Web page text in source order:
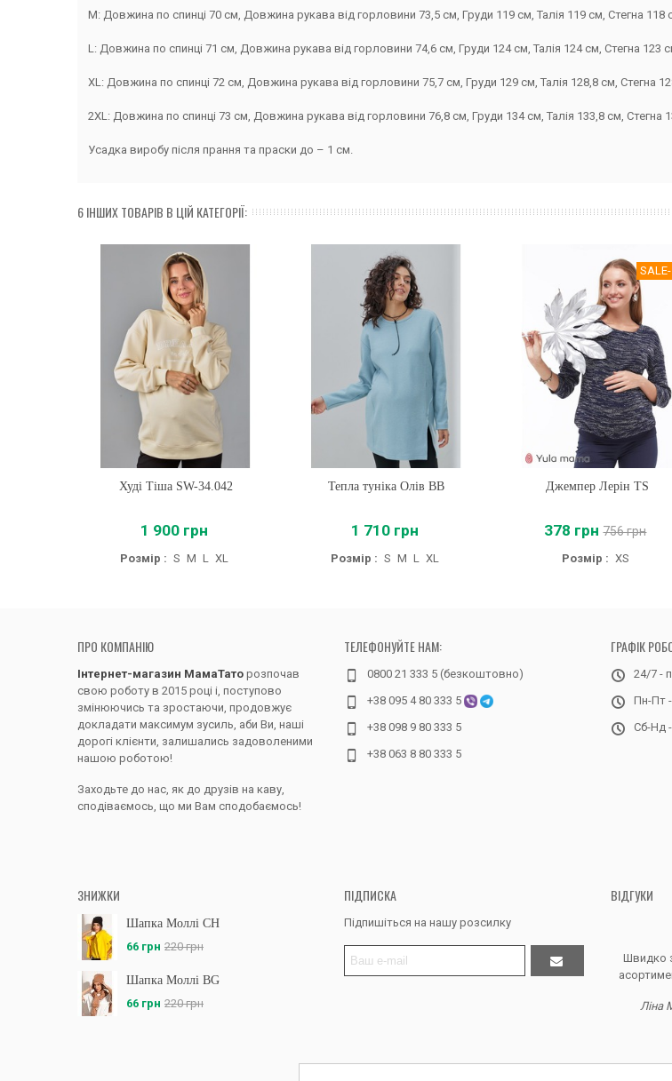
M: Довжина по спинці 70 см, Довжина рукава від горловини 73,5 см, Груди 119 см, Талія 119 см, Стегна 118
L: Довжина по спинці 71 см, Довжина рукава від горловини 74,6 см, Груди 124 см, Талія 124 см, Стегна 123
XL: Довжина по спинці 72 см, Довжина рукава від горловини 75,7 см, Груди 129 см, Талія 128,8 см, Стегна
2XL: Довжина по спинці 73 см, Довжина рукава від горловини 76,8 см, Груди 134 см, Талія 133,8 см, Стегна
Усадка виробу після прання та праски до – 1 см.
6 ІНШИХ ТОВАРІВ В ЦІЙ КАТЕГОРІЇ:
Купити
Худі Тіша SW-34.042
1 900 грн
Розмір : S M L XL
Купити
Тепла туніка Олів BB
1 710 грн
Розмір : S M L XL
SALE
Купити
Джемпер Лерін TS
378 грн 756 грн
Розмір : XS
ПРО КОМПАНІЮ
Інтернет-магазин МамаТато розпочав
свою роботу в 2015 році і, поступово
змінюючись та зростаючи, продовжує
докладати максимум зусиль, аби Ви, наші
дорогі клієнти, залишались задоволеними
нашою роботою!
Заходьте до нас, як до друзів на каву,
сподіваємось, що ми Вам сподобаємось!
ТЕЛЕФОНУЙТЕ НАМ:
0800 21 333 5 (безкоштовно)
+38 095 4 80 333 5
+38 098 9 80 333 5
+38 063 8 80 333 5
ГРАФІК
24/7 -
Пн-Пт
Сб-Нд -
ЗНИЖКИ
Шапка Моллі CH
66 грн 220 грн
Шапка Моллі BG
66 грн 220 грн
ПІДПИСКА
Підпишіться на нашу розсилку
ВІДГУКИ
Дякую за все, продавець супер.
Швидко
Ліна